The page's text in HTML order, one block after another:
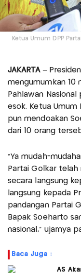
Ketua Umum DPP
JAKARTA–
mengumumkan 10
Pahlawan
esok. Ketua Umum
pun mendoakan
dari 10 orang
"Ya mudah-
Partai Golkar telah
secara langsung
langsung kepada
pandangan Partai
Bapak Soeharto
nasional," ujarnya
Baca Juga :
AS